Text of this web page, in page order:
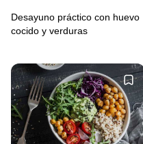
Desayuno práctico con huevo
cocido y verduras